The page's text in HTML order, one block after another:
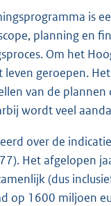
is
planning en
Om het
leven geroepen.
van de
wordt veel
over de
Het afgelopen
(dus
op 1600 miljoen